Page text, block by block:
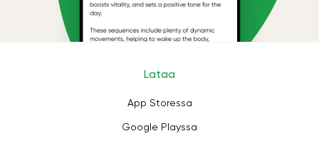
Lataa
App Storessa
Google Playssa